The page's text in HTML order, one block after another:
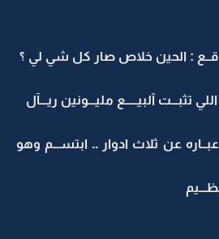
و وقــع : الحين خلاص صار كل شي لي ؟
تثبـــت آلبيـــــع مليـــونين ريـــآل
عن ثلاث ادوار .. ابتســـم وهو